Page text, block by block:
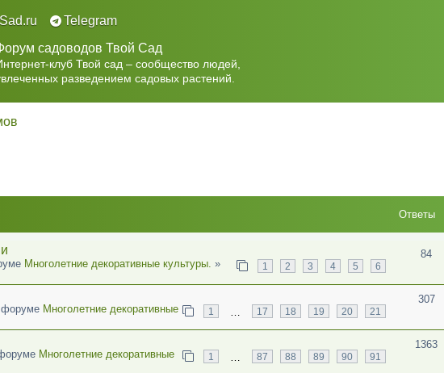
Telegram
садоводов Твой Сад
клуб Твой сад – сообщество людей,
разведением садовых растений.
Ответы
1 2 3 4 5 6
Многолетние декоративные культуры. »
84
1 17 18 19 20 21
форуме Многолетние декоративные
307
1 87 88 89 90 91
Многолетние декоративные
1363